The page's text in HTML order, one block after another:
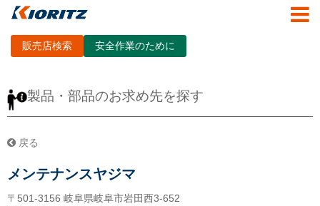
販売店検索 安全作業のために
製品・部品のお求め先を探す
戻る
メンテナンスヤジマ
〒501-3156 岐阜県岐阜市岩田西3-652